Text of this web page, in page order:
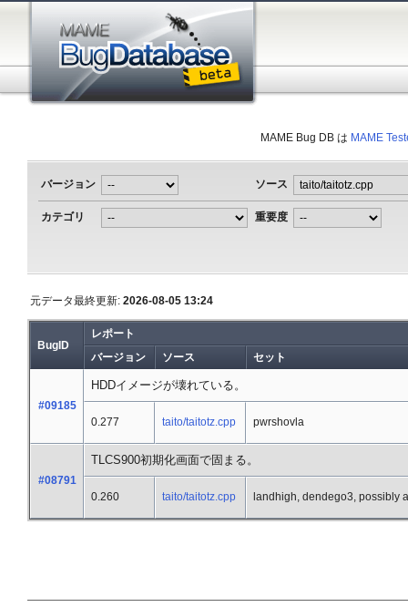
MAME Bug DB は MAME
バージョン ソース
カテゴリ 重要度
元データ最終更新: 2026-08-05 13:24
BugID
レポート
バージョン
ソース セット
#09185
HDDイメージが壊れている。
0.277 taito/taitotz.cpp pwrshovla
#08791
TLCS900初期化画面で固まる。
0.260 taito/taitotz.cpp landhigh, dendego3, possibly